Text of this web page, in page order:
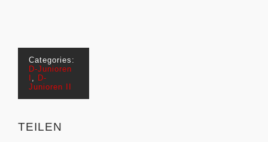
Categories:
D-Junioren
, D-
Junioren II
TEILEN